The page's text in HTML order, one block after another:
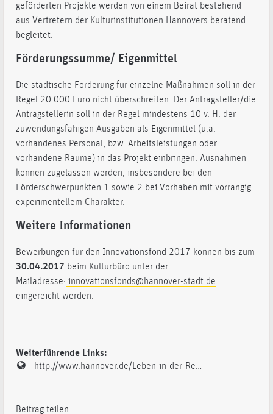
geförderten Projekte werden von einem Beirat bestehend
aus Vertretern der Kulturinstitutionen Hannovers beratend
begleitet.
Förderungssumme/ Eigenmittel
Die städtische Förderung für einzelne Maßnahmen soll in der
Regel 20.000 Euro nicht überschreiten. Der Antragsteller/die
Antragstellerin soll in der Regel mindestens 10 v. H. der
zuwendungsfähigen Ausgaben als Eigenmittel (u.a.
vorhandenes Personal, bzw. Arbeitsleistungen oder
vorhandene Räume) in das Projekt einbringen. Ausnahmen
können zugelassen werden, insbesondere bei den
Förderschwerpunkten 1 sowie 2 bei Vorhaben mit vorrangig
experimentellem Charakter.
Weitere Informationen
Bewerbungen für den Innovationsfond 2017 können bis zum
30.04.2017 beim Kulturbüro unter der
Mailadresse: innovationsfonds@hannover-stadt.de
eingereicht werden.
Weiterführende Links:
http://www.hannover.de/Leben-in-der-Region-Hannover/Verwaltungen-Kommunen/Die-Verwaltung-der-Landeshauptstadt-Hannover/Dezernate-und-Fachbereiche-der-LHH/Kultur-und-Personaldezernat/Fachbereich-Kultur/Kulturbüro/Kulturförderung/Innovationsfonds-Kunst-Kultur
Beitrag teilen